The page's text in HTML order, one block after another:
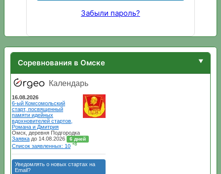
Забыли пароль?
Соревнования в Омске